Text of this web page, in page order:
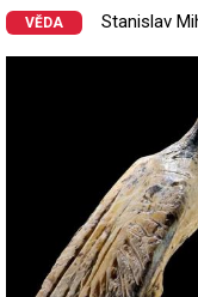
VĚDA Stanislav